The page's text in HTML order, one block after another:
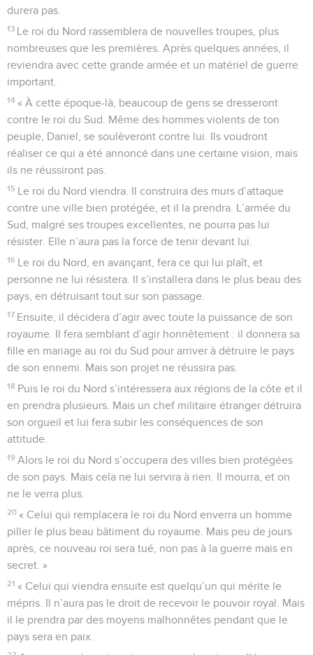
durera pas.
13 Le roi du Nord rassemblera de nouvelles troupes, plus
nombreuses que les premières. Après quelques années, il
reviendra avec cette grande armée et un matériel de guerre
important.
14 « À cette époque-là, beaucoup de gens se dresseront
contre le roi du Sud. Même des hommes violents de ton
peuple, Daniel, se soulèveront contre lui. Ils voudront
réaliser ce qui a été annoncé dans une certaine vision, mais
ils ne réussiront pas.
15 Le roi du Nord viendra. Il construira des murs d’attaque
contre une ville bien protégée, et il la prendra. L’armée du
Sud, malgré ses troupes excellentes, ne pourra pas lui
résister. Elle n’aura pas la force de tenir devant lui.
16 Le roi du Nord, en avançant, fera ce qui lui plaît, et
personne ne lui résistera. Il s’installera dans le plus beau des
pays, en détruisant tout sur son passage.
17 Ensuite, il décidera d’agir avec toute la puissance de son
royaume. Il fera semblant d’agir honnêtement : il donnera sa
fille en mariage au roi du Sud pour arriver à détruire le pays
de son ennemi. Mais son projet ne réussira pas.
18 Puis le roi du Nord s’intéressera aux régions de la côte et il
en prendra plusieurs. Mais un chef militaire étranger détruira
son orgueil et lui fera subir les conséquences de son
attitude.
19 Alors le roi du Nord s’occupera des villes bien protégées
de son pays. Mais cela ne lui servira à rien. Il mourra, et on
ne le verra plus.
20 « Celui qui remplacera le roi du Nord enverra un homme
piller le plus beau bâtiment du royaume. Mais peu de jours
après, ce nouveau roi sera tué, non pas à la guerre mais en
secret. »
21 « Celui qui viendra ensuite est quelqu’un qui mérite le
mépris. Il n’aura pas le droit de recevoir le pouvoir royal. Mais
il le prendra par des moyens malhonnêtes pendant que le
pays sera en paix.